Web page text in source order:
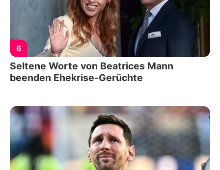
6
Seltene Worte von Beatrices Mann
beenden Ehekrise-Gerüchte